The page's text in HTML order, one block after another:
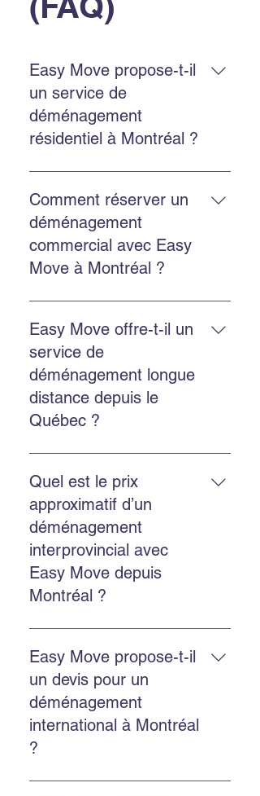
Easy Move propose-t-il
un service de
déménagement
résidentiel à Montréal ?
Oui. Easy Move Montréal propose
un service résidentiel à Montréal et
en banlieue, avec une équipe
expérimentée qui manipule vos
biens avec soin.
Comment réserver un
déménagement
commercial avec Easy
Move à Montréal ?
Réservez en remplissant le
formulaire sur le site, en appelant
au 514‑578‑6903, ou en nous
Instagram pour une réponse
rapide.
Easy Move offre-t-il un
service de
déménagement longue
distance depuis le
Québec ?
Oui. Easy Move réalise des
déménagements provinciaux et
internationaux depuis le Québec.
Contactez-nous pour une cotation
personnalisée.
Quel est le prix
approximatif d’un
déménagement
interprovincial avec
Easy Move depuis
Montréal ?
Le prix dépend de la distance, du
volume et des services choisis.
Easy Move propose des
soumissions gratuites en ligne
pour estimer chaque
déménagement.
Easy Move propose-t-il
un devis pour un
déménagement
international à Montréal
?
Oui. Easy Move fournit des devis